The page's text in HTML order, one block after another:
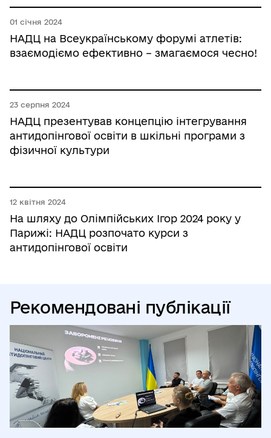
01 січня 2024
НАДЦ на Всеукраїнському форумі атлетів:
взаємодіємо ефективно – змагаємося чесно!
23 серпня 2024
НАДЦ презентував концепцію інтегрування
антидопінгової освіти в шкільні програми з
фізичної культури
12 квітня 2024
На шляху до Олімпійських Ігор 2024 року у
Парижі: НАДЦ розпочато курси з
антидопінгової освіти
Рекомендовані публікації